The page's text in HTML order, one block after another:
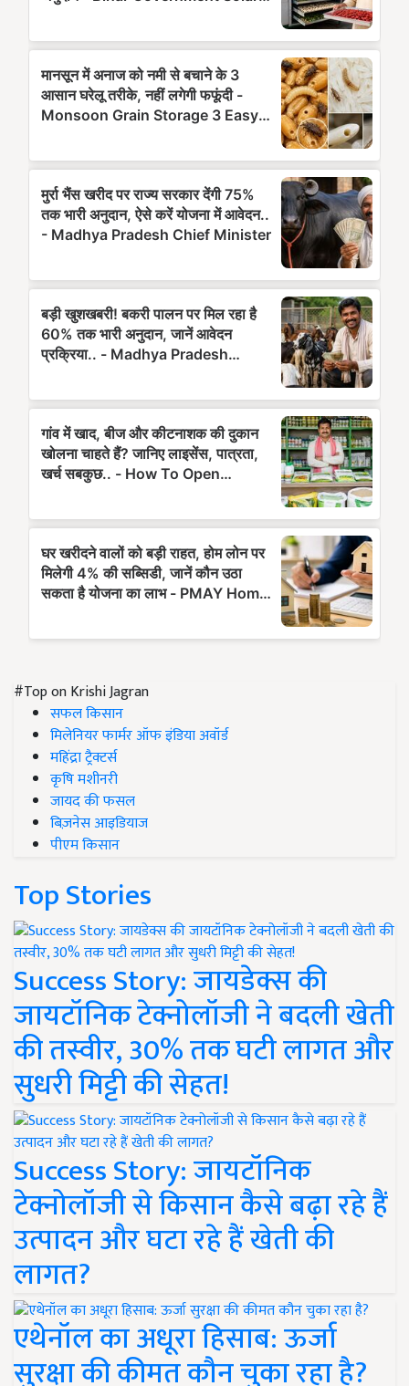
#Top on Krishi Jagran
सफल किसान
मिलेनियर फार्मर ऑफ इंडिया अवॉर्ड
महिंद्रा ट्रैक्टर्स
कृषि मशीनरी
जायद की फसल
बिज़नेस आइडियाज
पीएम किसान
Top Stories
Success Story: जायडेक्स की
जायटॉनिक टेक्नोलॉजी ने बदली खेती
की तस्वीर, 30% तक घटी लागत और
सुधरी मिट्टी की सेहत!
Success Story: जायटॉनिक
टेक्नोलॉजी से किसान कैसे बढ़ा रहे हैं
उत्पादन और घटा रहे हैं खेती की
लागत?
एथेनॉल का अधूरा हिसाब: ऊर्जा
सुरक्षा की कीमत कौन चुका रहा है?